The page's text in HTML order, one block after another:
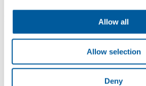
Allow all
Allow selection
Deny
FATRAFOL-S, kde jsou základní principy
Přeji úspěšný den.
Stanislav Zátopek
Studio izolací